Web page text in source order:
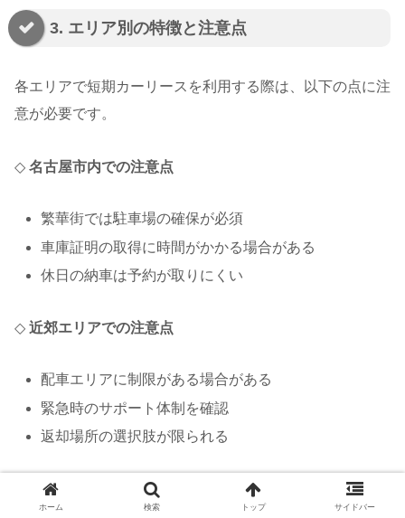
3. エリア別の特徴と注意点
各エリアで短期カーリースを利用する際は、以下の点に注
意が必要です。
◇ 名古屋市内での注意点
繁華街では駐車場の確保が必須
車庫証明の取得に時間がかかる場合がある
休日の納車は予約が取りにくい
◇ 近郊エリアでの注意点
配車エリアに制限がある場合がある
緊急時のサポート体制を確認
返却場所の選択肢が限られる
共通の注意事項
ホーム 検索 トップ サイドバー